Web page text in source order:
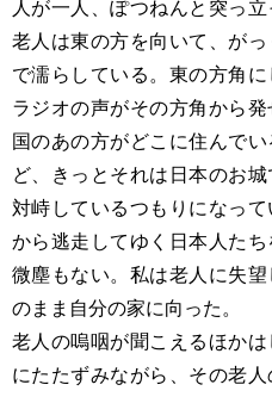
人が一人、ぽつねんと突っ
老人は東の方を向いて、が
で濡らしている。東の方角に
ラジオの声がその方角から
国のあの方がどこに住んで
ど、きっとそれは日本のお
対峙しているつもりになっ
から逃走してゆく日本人た
微塵もない。私は老人に失
のまま自分の家に向った。
老人の嗚咽が聞こえるほか
にたたずみながら、その老